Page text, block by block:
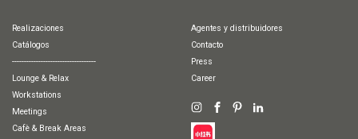
Realizaciones
Catálogos
-----------------------------------
Lounge & Relax
Workstations
Meetings
Cafè & Break Areas
agentes y distribuidores
Contacto
Press
Career